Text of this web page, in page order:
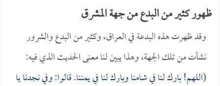
ظهور كثير من البدع من جهة المشرق
وقد ظهرت هذه البدعة في العراق، وكثير من البدع والشرور
نشأت من تلك الجهة، وهذا يبين لنا معنى الحديث الذي فيه:
(اللهم! بارك لنا في شامنا وبارك لنا في يمننا. قالوا: وفي نجدنا يا